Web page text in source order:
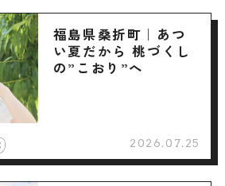
福島県桑折町｜あつ
い夏だから 桃づくし
の”こおり”へ
2026.07.25